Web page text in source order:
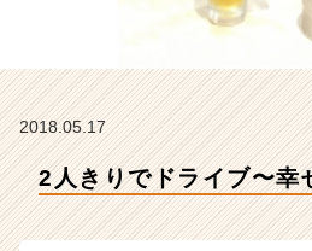
タ
イ
ム
ベ
チ
2018.05.17
2人きりでドライブ〜幸